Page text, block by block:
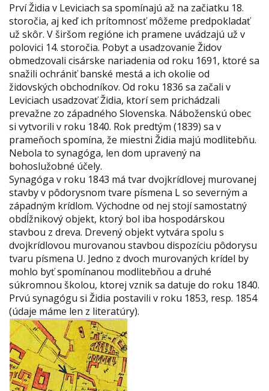
Prví Židia v Leviciach sa spomínajú až na začiatku 18.
storočia, aj keď ich prítomnosť môžeme predpokladať
už skôr. V širšom regióne ich pramene uvádzajú už v
polovici 14. storočia. Pobyt a usadzovanie Židov
obmedzovali cisárske nariadenia od roku 1691, ktoré sa
snažili ochrániť banské mestá a ich okolie od
židovských obchodníkov. Od roku 1836 sa začali v
Leviciach usadzovať Židia, ktorí sem prichádzali
prevažne zo západného Slovenska. Náboženskú obec
si vytvorili v roku 1840. Rok predtým (1839) sa v
prameňoch spomína, že miestni Židia majú modlitebňu.
Nebola to synagóga, len dom upravený na
bohoslužobné účely.
Synagóga v roku 1843 má tvar dvojkrídlovej murovanej
stavby v pôdorysnom tvare písmena L so severným a
západným krídlom. Východne od nej stojí samostatný
obdĺžnikový objekt, ktorý bol iba hospodárskou
stavbou z dreva. Drevený objekt vytvára spolu s
dvojkrídlovou murovanou stavbou dispozíciu pôdorysu
tvaru písmena U. Jedno z dvoch murovaných krídel by
mohlo byť spomínanou modlitebňou a druhé
súkromnou školou, ktorej vznik sa datuje do roku 1840.
Prvú synagógu si Židia postavili v roku 1853, resp. 1854
(údaje máme len z literatúry).